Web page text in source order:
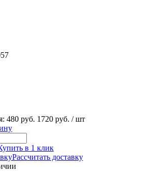
480 руб. 1720 руб. / шт
в 1 клик
Рассчитать доставку